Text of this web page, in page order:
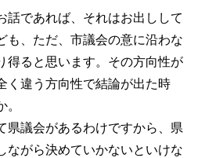
話であれば、それはお出しして
も、ただ、市議会の意に沿わな
得ると思います。その方向性が
く違う方向性で結論が出た時
議会があるわけですから、県
ながら決めていかないといけな